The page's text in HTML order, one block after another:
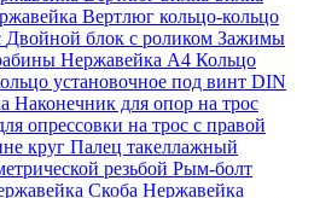
Вертлюг кольцо-кольцо
Двойной блок с роликом Зажимы
Нержавейка А4 Кольцо
установочное под винт DIN
Наконечник для опор на трос
опрессовки на трос с правой
круг Палец такеллажный
резьбой Рым-болт
Скоба Нержавейка